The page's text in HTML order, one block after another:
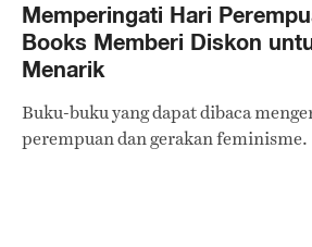
Memperingati Hari
Books Memberi Diskon
Menarik
Buku-buku yang dapat dibaca
perempuan dan gerakan feminisme.